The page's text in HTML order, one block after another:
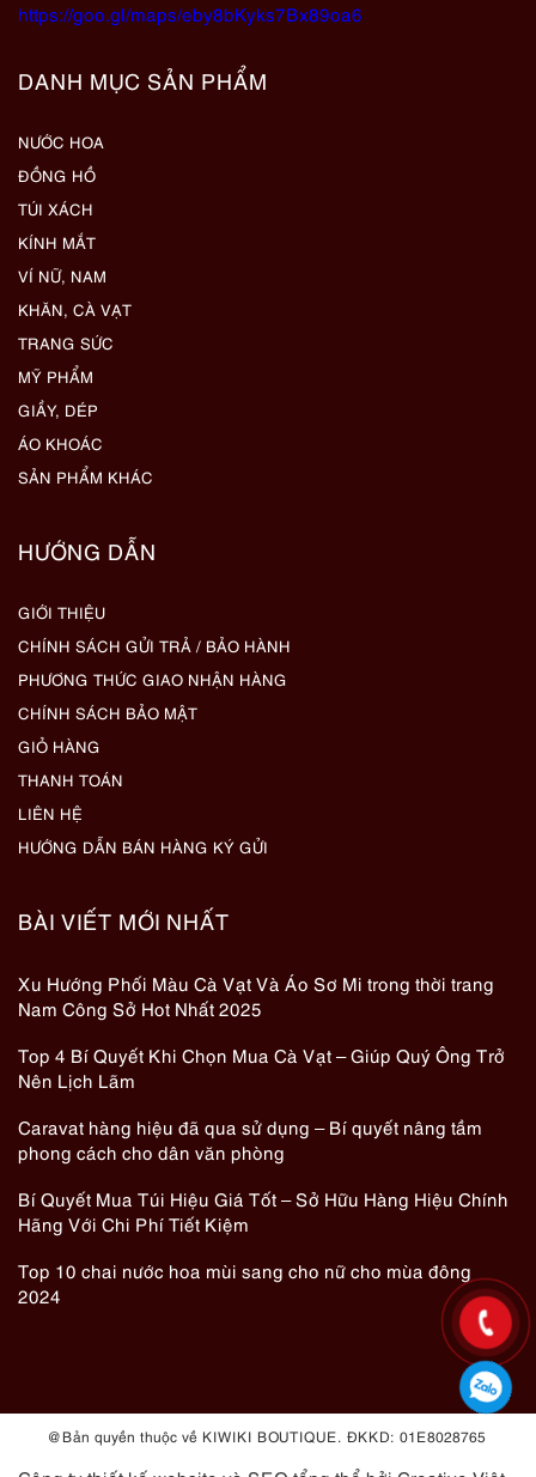
https://goo.gl/maps/eby8bKyks7Bx89oa6
DANH MỤC SẢN PHẨM
NƯỚC HOA
ĐỒNG HỒ
TÚI XÁCH
KÍNH MẮT
VÍ NỮ, NAM
KHĂN, CÀ VẠT
TRANG SỨC
MỸ PHẨM
GIẦY, DÉP
ÁO KHOÁC
SẢN PHẨM KHÁC
HƯỚNG DẪN
GIỚI THIỆU
CHÍNH SÁCH GỬI TRẢ / BẢO HÀNH
PHƯƠNG THỨC GIAO NHẬN HÀNG
CHÍNH SÁCH BẢO MẬT
GIỎ HÀNG
THANH TOÁN
LIÊN HỆ
HƯỚNG DẪN BÁN HÀNG KÝ GỬI
BÀI VIẾT MỚI NHẤT
Xu Hướng Phối Màu Cà Vạt Và Áo Sơ Mi trong thời trang
Nam Công Sở Hot Nhất 2025
Top 4 Bí Quyết Khi Chọn Mua Cà Vạt – Giúp Quý Ông Trở
Nên Lịch Lãm
Caravat hàng hiệu đã qua sử dụng – Bí quyết nâng tầm
phong cách cho dân văn phòng
Bí Quyết Mua Túi Hiệu Giá Tốt – Sở Hữu Hàng Hiệu Chính
Hãng Với Chi Phí Tiết Kiệm
Top 10 chai nước hoa mùi sang cho nữ cho mùa đông
2024
@ Bản quyền thuộc về KIWIKI BOUTIQUE. ĐKKD: 01E8028765